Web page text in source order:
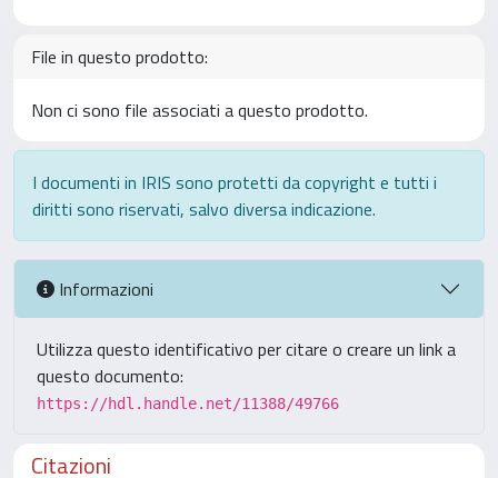
File in questo prodotto:
Non ci sono file associati a questo prodotto.
I documenti in IRIS sono protetti da copyright e tutti i
diritti sono riservati, salvo diversa indicazione.
Informazioni
Utilizza questo identificativo per citare o creare un link a
questo documento:
https://hdl.handle.net/11388/49766
Citazioni